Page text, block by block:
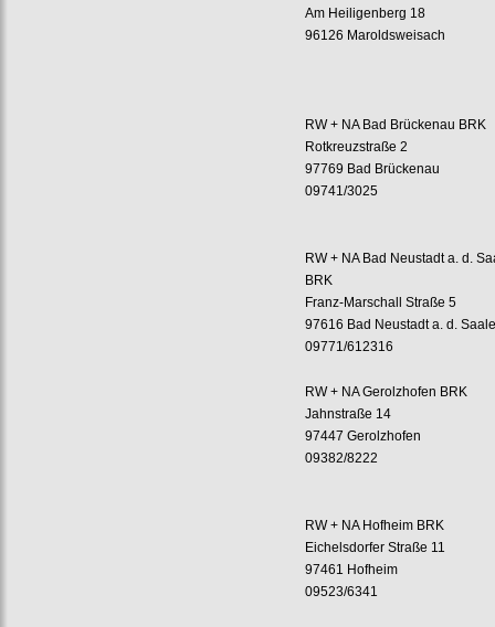
Am Heiligenberg 18
96126 Maroldsweisach
RW + NA Bad Brückenau BRK
Rotkreuzstraße 2
97769 Bad Brückenau
09741/3025
RW + NA Bad Neustadt a. d.
BRK
Franz-Marschall Straße 5
97616 Bad Neustadt a. d.
09771/612316
RW + NA Gerolzhofen BRK
Jahnstraße 14
97447 Gerolzhofen
09382/8222
RW + NA Hofheim BRK
Eichelsdorfer Straße 11
97461 Hofheim
09523/6341